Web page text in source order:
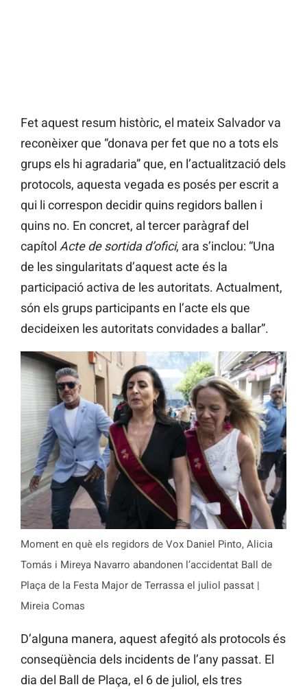
Fet aquest resum històric, el mateix Salvador va
reconèixer que “donava per fet que no a tots els
grups els hi agradaria” que, en l’actualització dels
protocols, aquesta vegada es posés per escrit a
qui li correspon decidir quins regidors ballen i
quins no. En concret, al tercer paràgraf del
capítol Acte de sortida d’ofici, ara s’inclou: “Una
de les singularitats d’aquest acte és la
participació activa de les autoritats. Actualment,
són els grups participants en l’acte els que
decideixen les autoritats convidades a ballar”.
Moment en què els regidors de Vox Daniel Pinto, Alicia
Tomás i Mireya Navarro abandonen l’accidentat Ball de
Plaça de la Festa Major de Terrassa el juliol passat |
Mireia Comas
D’alguna manera, aquest afegitó als protocols és
conseqüència dels incidents de l’any passat. El
dia del Ball de Plaça, el 6 de juliol, els tres